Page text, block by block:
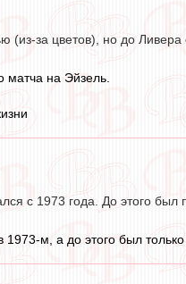
(из-за цветов), но до
матча на Эйзель.
с 1973 года. До этого был
м, а до этого был